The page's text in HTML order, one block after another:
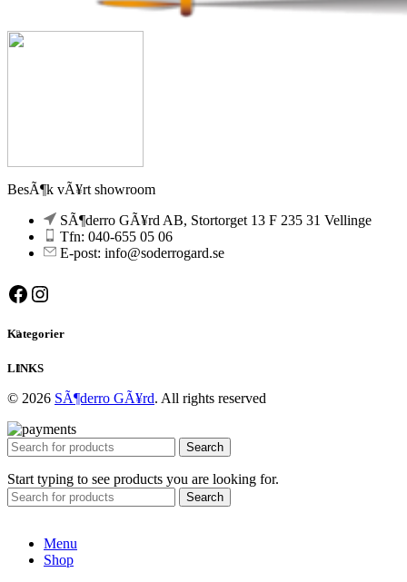
BesÃ¶k vÃ¥rt showroom
SÃ¶derro GÃ¥rd AB, Stortorget 13 F 235 31 Vellinge
Tfn: 040-655 05 06
E-post: info@soderrogard.se
Facebook
Instagram
Kategorier
LINKS
© 2026 SÃ¶derro GÃ¥rd. All rights reserved
Search
Start typing to see products you are looking for.
Search
Menu
Shop